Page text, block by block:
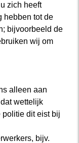
zich heeft
hebben tot de
bijvoorbeeld de
wij om
alleen aan
wettelijk
dit eist bij
bijv.